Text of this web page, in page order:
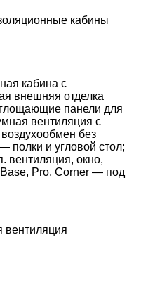
кабины
кабина с
внешняя отделка
панели для
вентиляция с
без
полки и угловой стол;
вентиляция, окно,
Base, Pro, Corner — под
вентиляция